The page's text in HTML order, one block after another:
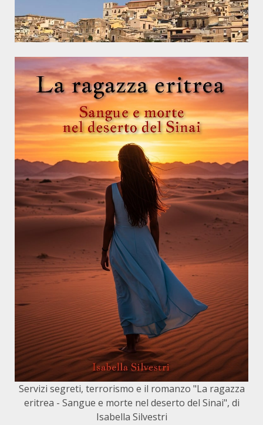
Servizi segreti, terrorismo e il romanzo "La ragazza
eritrea - Sangue e morte nel deserto del Sinai", di
Isabella Silvestri